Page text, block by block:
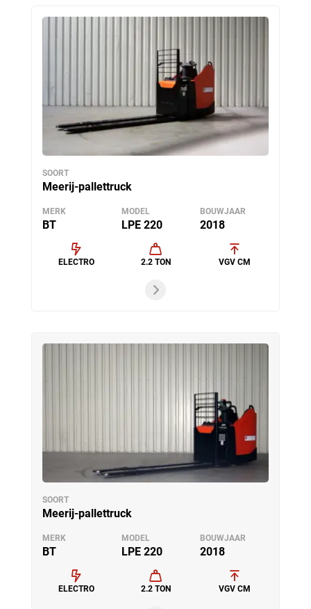
SOORT
Meerij-pallettruck
MERK
BT
MODEL
LPE 220
BOUWJAAR
2018
ELECTRO 2.2 TON VGV CM
SOORT
Meerij-pallettruck
MERK
BT
MODEL
LPE 220
BOUWJAAR
2018
ELECTRO 2.2 TON VGV CM